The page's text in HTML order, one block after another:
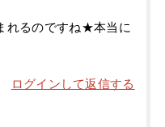
れるのですね★本当に
ログインして返信する